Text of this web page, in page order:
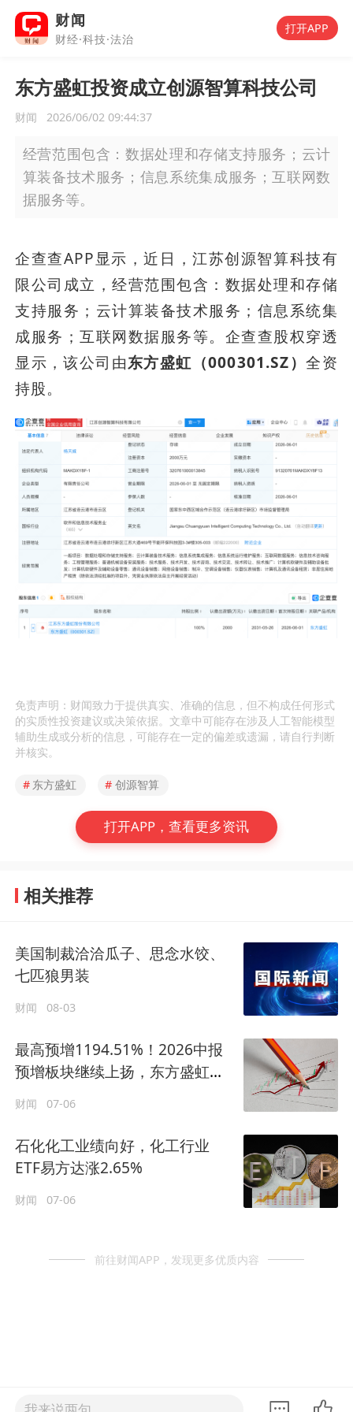
财闻
财经·科技·法治
打开APP
东方盛虹投资成立创源智算科技公司
财闻 2026/06/02 09:44:37
经营范围包含：数据处理和存储支持服务；云计
算装备技术服务；信息系统集成服务；互联网数
据服务等。
企查查APP显示，近日，江苏创源智算科技有
限公司成立，经营范围包含：数据处理和存储
支持服务；云计算装备技术服务；信息系统集
成服务；互联网数据服务等。企查查股权穿透
显示，该公司由东方盛虹（000301.SZ）全资
持股。
免责声明：财闻致力于提供真实、准确的信息，但不构成任何形式
的实质性投资建议或决策依据。文章中可能存在涉及人工智能模型
辅助生成或分析的信息，可能存在一定的偏差或遗漏，请自行判断
并核实。
# 东方盛虹 # 创源智算
打开APP，查看更多资讯
相关推荐
美国制裁洽洽瓜子、思念水饺、
七匹狼男装
财闻 08-03
最高预增1194.51%！2026中报
预增板块继续上扬，东方盛虹、
财闻 07-06
石化化工业绩向好，化工行业
ETF易方达涨2.65%
财闻 07-06
前往财闻APP，发现更多优质内容